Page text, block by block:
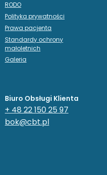
RODO
Polityka prywatności
Prawa pacjenta
Standardy ochrony
małoletnich
Galeria
Biuro Obsługi Klienta
+ 48 22 150 25 97
bok@cbt.pl